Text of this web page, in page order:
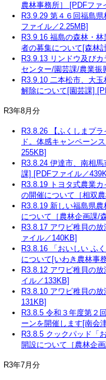
農林事務所］ [PDFファ
R3.9.29 第４６回福島
ファイル／2.25MB]
R3.9.16 福島の森林・
者の募集について[森林
R3.9.13 リンドウ及び
センター/園芸課/農業振
R3.9.10 二本松市、大
解除について[園芸課]
R3年8月分
R3.8.26 【ふくしまプ
ド。体感キャンペーン
255KB]
R3.8.24 伊達市、南相
課] [PDFファイル／
R3.8.19 トヨタ式農業
の開催について［相双
R3.8.19 新しい福島県
について［農林企画課/
R3.8.17 アワビ稚貝の
ァイル／140KB]
R3.8.16 「おいしい ふ
について[いわき農林事
R3.8.12 アワビ稚貝の
イル／133KB]
R3.8.10 アワビ稚貝の
131KB]
R3.8.5 令和３年度第２
ーンを開催します[南会
R3.8.5 クックパッド「
開設について［農林企
R3年7月分